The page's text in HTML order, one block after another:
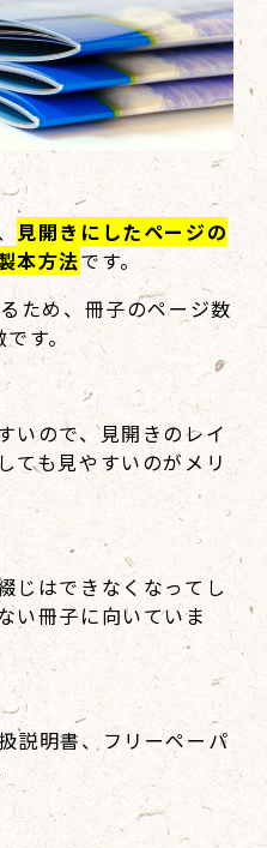
見開きにしたページの
本方法です。
ため、冊子のページ数
す。
いので、見開きのレイ
ても見やすいのがメリ
じはできなくなってし
い冊子に向いていま
説明書、フリーペーパ